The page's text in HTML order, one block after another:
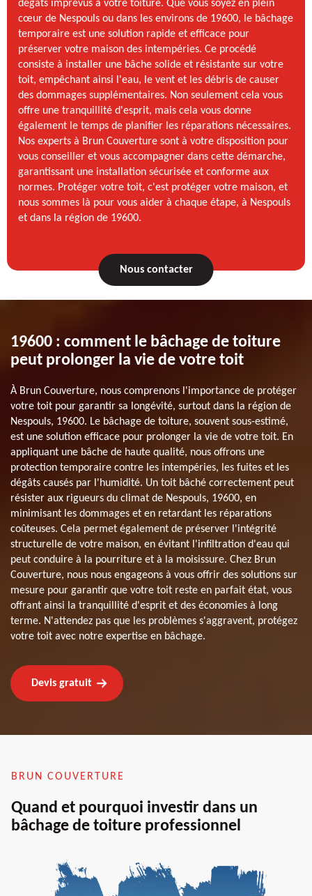
dégâts imprévus à votre toiture. Que vous soyez en plein
cœur de Nespouls ou dans les environs de 19600, le bâchage
temporaire est une solution rapide et efficace pour
préserver votre maison des intempéries. Ce procédé
consiste à installer une bâche solide et résistante sur votre
toit, empêchant ainsi l'eau, le vent et les débris de causer
des dommages supplémentaires. Non seulement cela vous
offre une tranquillité d'esprit, mais cela vous donne
également le temps de planifier les réparations nécessaires.
Nos experts à Brun Couverture sont à votre disposition pour
vous conseiller et vous accompagner dans cette démarche,
garantissant une installation sécurisée et conforme aux
normes. Protéger votre toit, c'est protéger votre maison, et
nous sommes là pour vous aider à chaque étape, à Nespouls
et dans la région de 19600.
Nous contacter
19600 : comment le bâchage de toiture
peut prolonger la vie de votre toit
À Brun Couverture, nous comprenons l'importance de protéger
votre toit pour garantir sa longévité, surtout dans la région de
Nespouls, 19600. Le bâchage de toiture, souvent sous-estimé,
est une solution efficace pour prolonger la vie de votre toit. En
appliquant une bâche de haute qualité, nous offrons une
protection temporaire contre les intempéries, les fuites et les
dégâts causés par l'humidité. Un toit bâché correctement peut
résister aux rigueurs du climat de Nespouls, 19600, en
minimisant les dommages et en retardant les réparations
coûteuses. Cela permet également de préserver l'intégrité
structurelle de votre maison, en évitant l'infiltration d'eau qui
peut conduire à la pourriture et à la moisissure. Chez Brun
Couverture, nous nous engageons à vous offrir des solutions sur
mesure pour garantir que votre toit reste en parfait état, vous
offrant ainsi la tranquillité d'esprit et des économies à long
terme. N'attendez pas que les problèmes s'aggravent, protégez
votre toit avec notre expertise en bâchage.
Devis gratuit
BRUN COUVERTURE
Quand et pourquoi investir dans un
bâchage de toiture professionnel